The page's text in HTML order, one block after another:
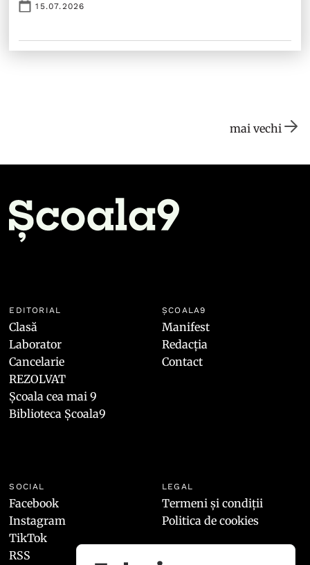
15.07.2026
mai vechi
EDITORIAL
Clasă
Laborator
Cancelarie
REZOLVAT
Școala cea mai 9
Biblioteca Școala9
ȘCOALA9
Manifest
Redacția
Contact
SOCIAL
Facebook
Instagram
TikTok
RSS
LEGAL
Termeni și condiții
Politica de cookies